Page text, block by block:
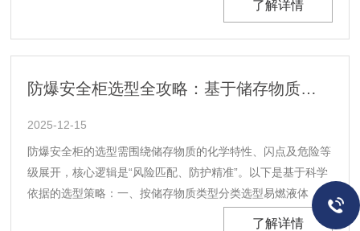
间隔：多层托盘间需保留10-15cm间距，防止上层......
了解详情
防爆安全柜选型全攻略：基于储存物质、闪点与危险等级的科学决策
2025-12-15
防爆安全柜的选型需围绕储存物质的化学特性、闪点及危险等
级展开，核心逻辑是“风险匹配、防护精准”。以下是基于科学
依据的选型策略：一、按储存物质类型分类选型易燃液体（如
乙醇、丙酮）：需选择黄色标识的防爆柜，其防火层采用双层
了解详情